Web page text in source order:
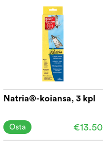
Natria®-koiansa, 3 kpl
€13.50
Osta